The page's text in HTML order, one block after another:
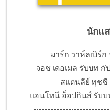
นักแ
มาร์ก วาห์ลเบิร์ก
จอช เดอเมล รับบท กั
สแตนลีย์ ทุชชี
แอนโทนี ฮ็อปกินส์ รับบ